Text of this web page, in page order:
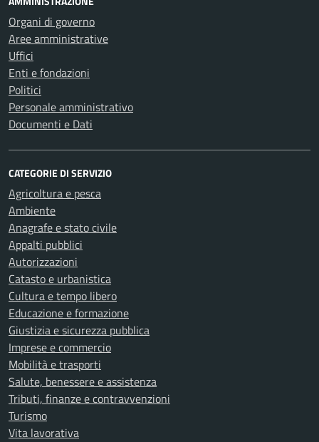
Organi di governo
Aree amministrative
Uffici
Enti e fondazioni
Politici
Personale amministrativo
Documenti e Dati
CATEGORIE DI SERVIZIO
Agricoltura e pesca
Ambiente
Anagrafe e stato civile
Appalti pubblici
Autorizzazioni
Catasto e urbanistica
Cultura e tempo libero
Educazione e formazione
Giustizia e sicurezza pubblica
Imprese e commercio
Mobilità e trasporti
Salute, benessere e assistenza
Tributi, finanze e contravvenzioni
Turismo
Vita lavorativa